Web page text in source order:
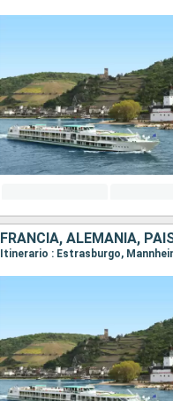
FRANCIA, ALEMANIA,
Itinerario : Estrasburgo,